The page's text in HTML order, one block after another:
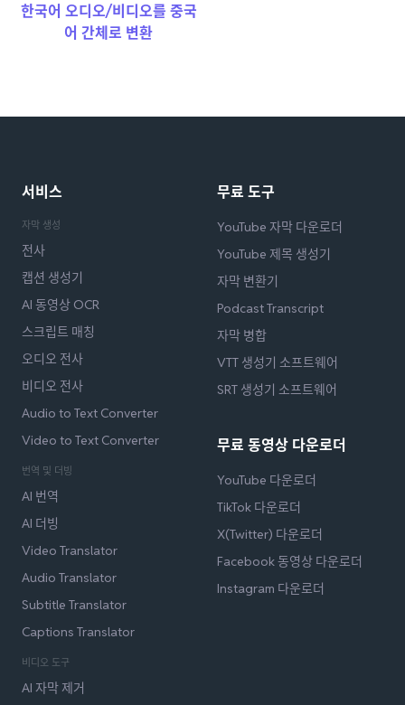
한국어 오디오/비디오를 중국
어 간체로 변환
서비스
자막 생성
전사
캡션 생성기
AI 동영상 OCR
스크립트 매칭
오디오 전사
비디오 전사
Audio to Text Converter
Video to Text Converter
번역 및 더빙
AI 번역
AI 더빙
Video Translator
Audio Translator
Subtitle Translator
Captions Translator
비디오 도구
AI 자막 제거
무료 도구
YouTube 자막 다운로더
YouTube 제목 생성기
자막 변환기
Podcast Transcript
자막 병합
VTT 생성기 소프트웨어
SRT 생성기 소프트웨어
무료 동영상 다운로더
YouTube 다운로더
TikTok 다운로더
X(Twitter) 다운로더
Facebook 동영상 다운로더
Instagram 다운로더